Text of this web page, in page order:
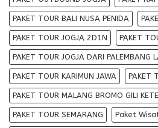
PAKET TOUR BALI NUSA PENIDA
PAKET TOUR JOGJA 2D1N PAKET
PAKET TOUR JOGJA DARI PALEMBANG
PAKET TOUR KARIMUN JAWA PAKET
PAKET TOUR MALANG BROMO GILI
PAKET TOUR SEMARANG Paket